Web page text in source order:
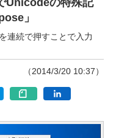
Unicodeの特殊記
」
連続で押すことで入力
（2014/3/20 10:37）